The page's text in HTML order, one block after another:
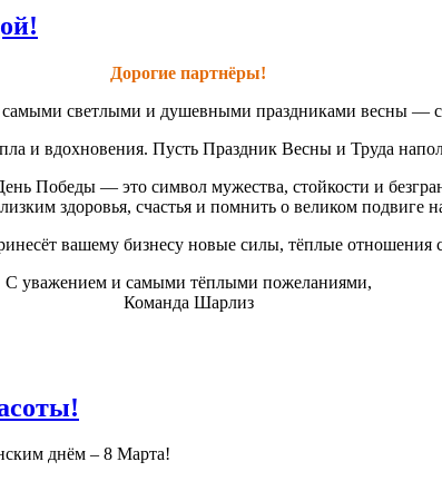
Дорогие партнёры!
самыми светлыми и душевными праздниками весны
и вдохновения. Пусть Праздник Весны и Труда
Победы — это символ мужества, стойкости и
здоровья, счастья и помнить о великом подвиге
вашему бизнесу новые силы, тёплые отношения
С уважением и самыми тёплыми пожеланиями,
Команда Шарлиз
днём – 8 Марта!